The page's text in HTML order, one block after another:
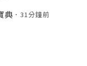
典 31分鐘前